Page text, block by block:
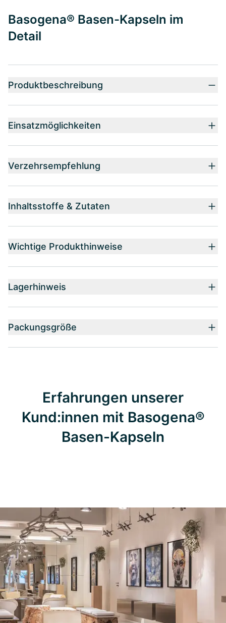
Basogena® Basen-Kapseln im
Detail
Produktbeschreibung
Einsatzmöglichkeiten
Verzehrsempfehlung
Inhaltsstoffe & Zutaten
Wichtige Produkthinweise
Lagerhinweis
Packungsgröße
Erfahrungen unserer
Kund:innen mit Basogena®
Basen-Kapseln